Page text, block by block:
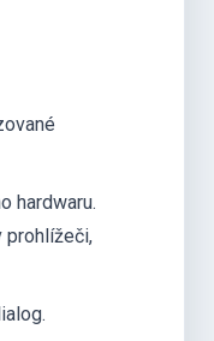
hardwaru.
prohlížeči,